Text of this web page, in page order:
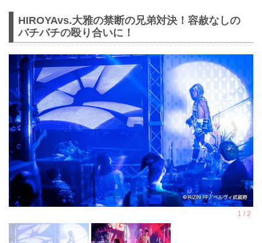
HIROYAvs.大雅の禁断の兄弟対決！容赦なしの
バチバチの殴り合いに！